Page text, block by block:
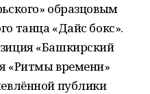
образцовым
танца «Дайс бокс».
«Башкирский
«Ритмы времени»
публики